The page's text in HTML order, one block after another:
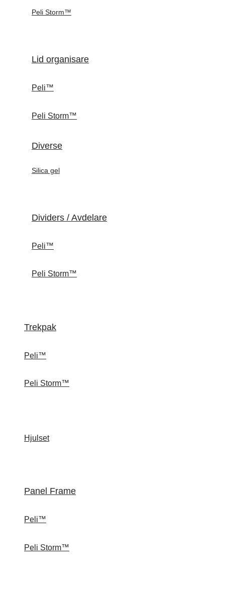
Peli Storm™
Lid organisare
Peli™
Peli Storm™
Diverse
Silica gel
Dividers / Avdelare
Peli™
Peli Storm™
Trekpak
Peli™
Peli Storm™
Hjulset
Panel Frame
Peli™
Peli Storm™